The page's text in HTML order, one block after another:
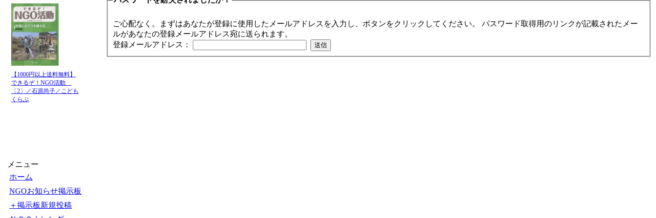
【1000円以上送料無料】
できるぞ！NGO活動
〔2〕／石原尚子／こども
くらぶ
メニュー
ホーム
NGOお知らせ掲示板
＋掲示板新規投稿
ご心配なく。まずはあなたが登録に使用したメールアドレスを入力し、ボタンをクリックしてください。 パスワード取得用のリンクが記載されたメー
ルがあなたの登録メールアドレス宛に送られます。
登録メールアドレス：